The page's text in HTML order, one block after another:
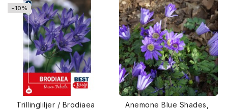
-10%
Trillingliljer / Brodiaea
Anemone Blue Shades,